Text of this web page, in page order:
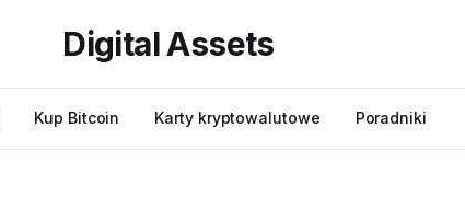
Digital Assets
Kup Bitcoin Karty kryptowalutowe Poradniki